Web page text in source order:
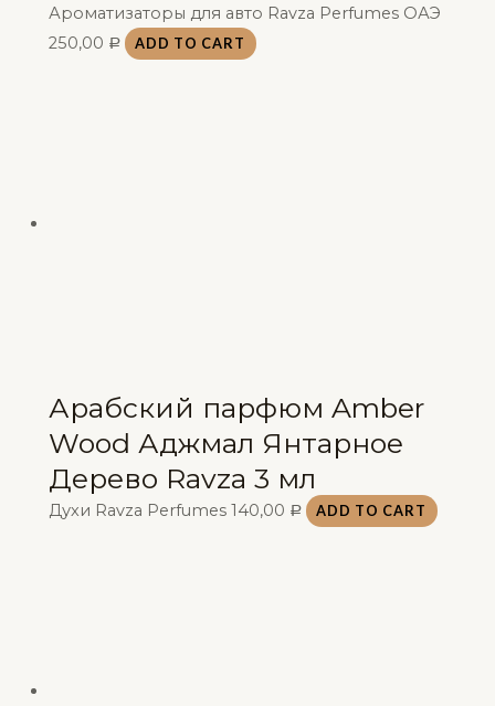
Ароматизаторы для авто Ravza Perfumes ОАЭ
250,00 Р ADD TO CART
Арабский парфюм Amber
Wood Аджмал Янтарное
Дерево Ravza 3 мл
Духи Ravza Perfumes 140,00 Р ADD TO CART